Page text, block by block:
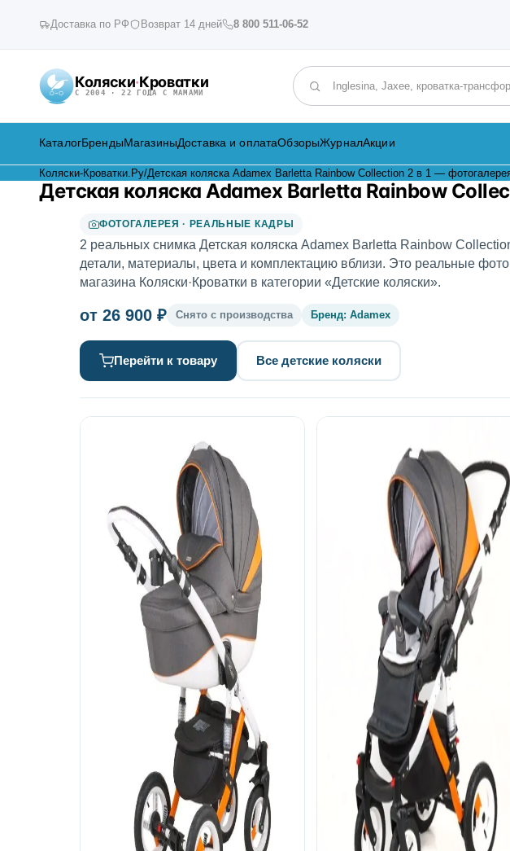
Доставка по РФ Возврат 14 дней 8 800 511-06-52
Коляски·Кроватки
С 2004 · 22 ГОДА С МАМАМИ Поиск по каталогу
КаталогБрендыМагазиныДоставка и оплатаОбзорыЖурналАкции
Коляски-Кроватки.Ру/Детская коляска Adamex Barletta Rainbow Collection 2 в 1 —
Детская коляска Adamex Barletta Rainbow
ФОТОГАЛЕРЕЯ · РЕАЛЬНЫЕ КАДРЫ
2 реальных снимка Детская коляска Adamex Barletta Rainbow
детали, материалы, цвета и комплектацию вблизи. Это реальные
магазина Коляски·Кроватки в категории «Детские коляски».
от 26 900 ₽ Снято с производства Бренд: Adamex
Перейти к товару Все детские коляски